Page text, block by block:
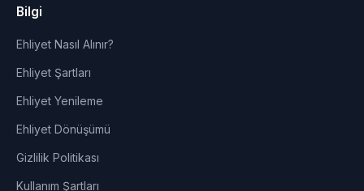
Bilgi
Ehliyet Nasıl Alınır?
Ehliyet Şartları
Ehliyet Yenileme
Ehliyet Dönüşümü
Gizlilik Politikası
Kullanım Şartları